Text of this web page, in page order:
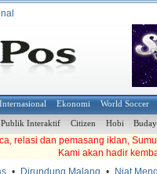
Internasional Ekonomi World Soccer
Publik Interaktif Citizen Hobi
relasi dan pemasang iklan,
Kami akan hadir
Dirundung Malang • Niat